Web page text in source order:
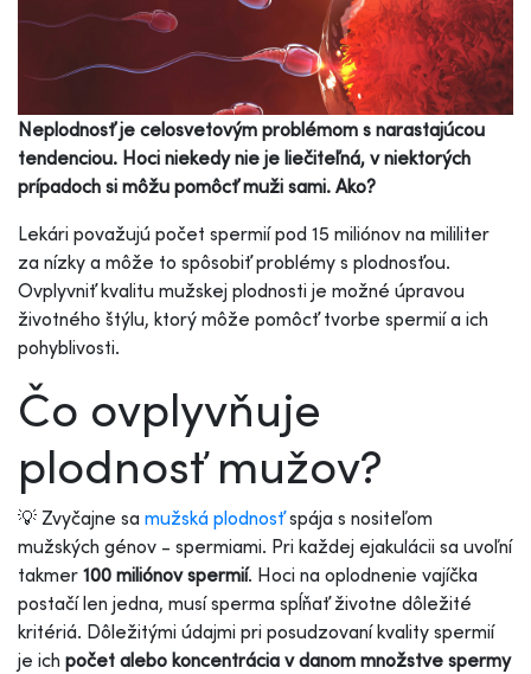
Neplodnosť je celosvetovým problémom s narastajúcou
tendenciou. Hoci niekedy nie je liečiteľná, v niektorých
prípadoch si môžu pomôcť muži sami. Ako?
Lekári považujú počet spermií pod 15 miliónov na mililiter
za nízky a môže to spôsobiť problémy s plodnosťou.
Ovplyvniť kvalitu mužskej plodnosti je možné úpravou
životného štýlu, ktorý môže pomôcť tvorbe spermií a ich
pohyblivosti.
Čo ovplyvňuje
plodnosť mužov?
💡 Zvyčajne sa mužská plodnosťspája s nositeľom
mužských génov - spermiami. Pri každej ejakulácii sa uvoľní
takmer 100 miliónov spermií. Hoci na oplodnenie vajíčka
postačí len jedna, musí sperma spĺňať životne dôležité
kritériá. Dôležitými údajmi pri posudzovaní kvality spermií
je ich počet alebo koncentrácia v danom množstve spermy